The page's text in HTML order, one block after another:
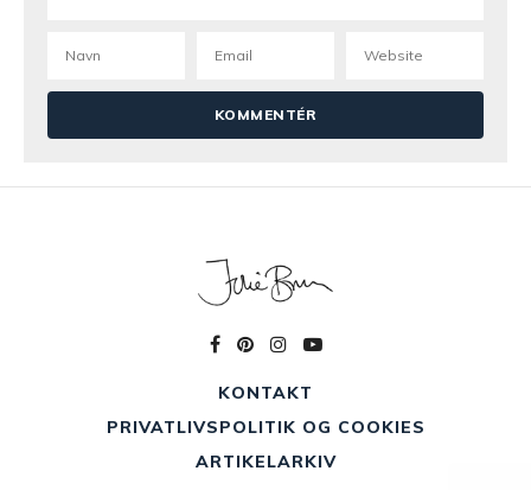
KONTAKT
PRIVATLIVSPOLITIK OG COOKIES
ARTIKELARKIV